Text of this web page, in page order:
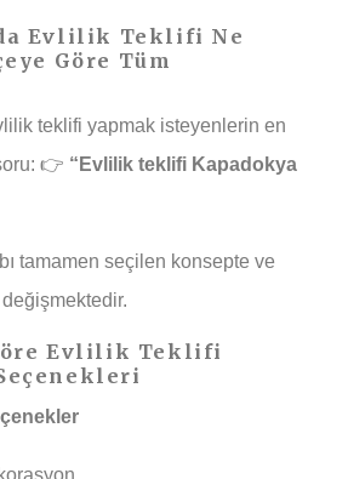
Evlilik Teklifi Ne
Göre Tüm
teklifi yapmak isteyenlerin en
👉 “Evlilik teklifi Kapadokya
tamamen seçilen konsepte ve
Evlilik Teklifi